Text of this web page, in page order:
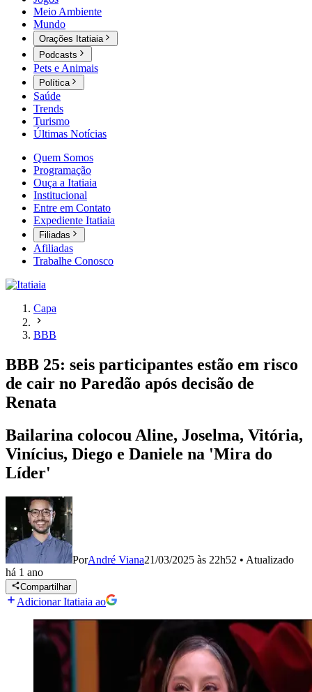
Meio Ambiente
Mundo
Orações Itatiaia
Podcasts
Pets e Animais
Política
Saúde
Trends
Turismo
Últimas Notícias
Quem Somos
Programação
Ouça a Itatiaia
Institucional
Entre em Contato
Expediente Itatiaia
Filiadas
Afiliadas
Trabalhe Conosco
Capa
BBB
BBB 25: seis participantes estão em risco
de cair no Paredão após decisão de
Renata
Bailarina colocou Aline, Joselma, Vitória,
Vinícius, Diego e Daniele na 'Mira do
Líder'
PorAndré Viana21/03/2025 às 22h52 • Atualizado
há 1 ano
Compartilhar
Adicionar Itatiaia ao